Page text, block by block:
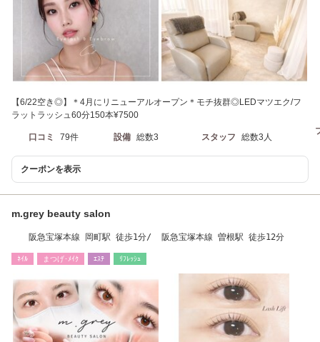
【6/22空き◎】＊4月にリニューアルオープン＊モチ抜群◎LEDマツエク/フ
ラットラッシュ60分150本¥7500
口コミ 79件 設備 総数3 スタッフ 総数3人
クーポンを表示
m.grey beauty salon
阪急宝塚本線 岡町駅 徒歩1分/ 阪急宝塚本線 曽根駅 徒歩12分
ﾈｲﾙ まつげ･ﾒｲｸ ｴｽﾃ ﾘﾌﾚｯｼｭ